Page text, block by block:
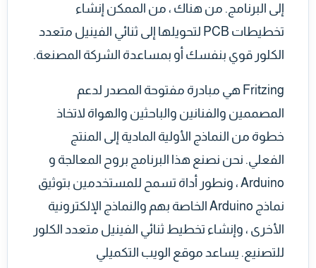
إلى البرنامج. من هناك ، من الممكن إنشاء
تخطيطات PCB لتحويلها إلى ثنائي الفينيل متعدد
الكلور قوي بنفسك أو بمساعدة الشركة المصنعة.
Fritzing هي مبادرة مفتوحة المصدر لدعم
المصممين والفنانين والباحثين والهواة لاتخاذ
خطوة من النماذج الأولية المادية إلى المنتج
الفعلي. نحن نصنع هذا البرنامج بروح المعالجة و
Arduino ، ونطور أداة تسمح للمستخدمين بتوثيق
نماذج Arduino الخاصة بهم والنماذج الإلكترونية
الأخرى ، وإنشاء تخطيط ثنائي الفينيل متعدد الكلور
للتصنيع. يساعد موقع الويب التكميلي